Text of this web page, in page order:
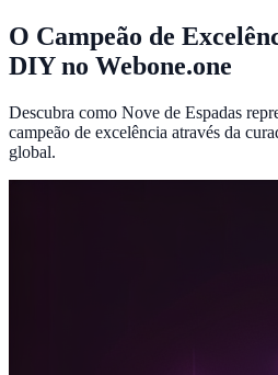
O Campeão de
DIY no Webone.one
Descubra como Nove de Espadas
campeão de excelência através da
global.